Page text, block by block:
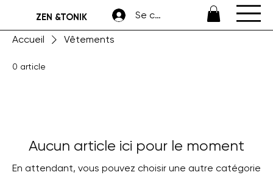
ZEN &TONIK Se connecter
Accueil Vêtements
0 article
Aucun article ici pour le moment
En attendant, vous pouvez choisir une autre catégorie